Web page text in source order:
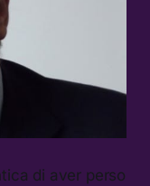
di aver perso